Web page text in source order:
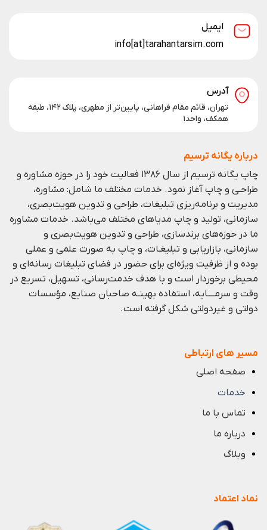
ایمیل
info[at]tarahantarsim.com
آدرس
تهران، قائم مقام فراهانی، پایین‌تر از مطهری، پلاک ۱۴۲، طبقه
همکف، واحد۱
درباره یگانه ترسیم
چاپ یگانه ترسیم از سال ۱۳۸۶ فعالیت خود را در حوزه مشاوره و
طراحـی و چاپ آغاز نمود. خدمات مختلف ما شامل: مشاوره،
مدیریت و برنامه‌ریزی تبلیغات، طراحی و تدوین هویت‌بصری،
سازمانی، تولید و چاپ مدیا‌های مختلف می‌باشد. خدمات مشاوره
ما در حوزه‌های برندسازی، طراحی و تدوین هویت‌بصری و
سازمانی، بازاریابی و تبلیغـات، و چاپ به صورت علمی و عملی
بوده و از ظرفيت ويژه‌ای برای حضور در فضای تبليغات رسانه‌ای و
محيطی برخوردار است و با هدف خدمت‌رسانی، تسهيل، تسريع در
وقت و سرمــــايه، استفاده بهينـه صاحبان صنايع، مؤسسات
دولتی و غيردولتی شكل گرفته است.
مسیر های ارتباطی
صفحه اصلی
خدمات
تماس با ما
درباره ما
وبلاگ
نماد اعتماد